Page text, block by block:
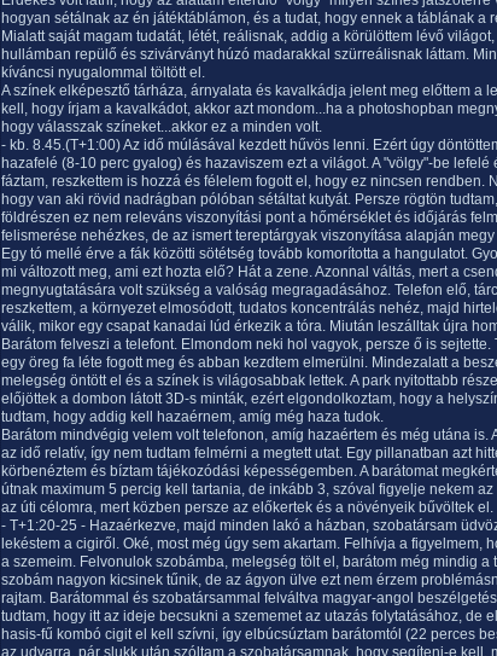
hogyan sétálnak az én játéktáblámon, és a tudat, hogy ennek a táblának a
Mialatt saját magam tudatát, létét, reálisnak, addig a körülöttem lévő
hullámban repülő és szivárványt húzó madarakkal szürreálisnak láttam.
kíváncsi nyugalommal töltött el.
A színek elképesztő tárháza, árnyalata és kavalkádja jelent meg előttem a
kell, hogy írjam a kavalkádot, akkor azt mondom...ha a photoshopban
hogy válasszak színeket...akkor ez a minden volt.
- kb. 8.45.(T+1:00) Az idő múlásával kezdett hűvös lenni. Ezért úgy
hazafelé (8-10 perc gyalog) és hazaviszem ezt a világot. A "völgy"-be lefelé
fáztam, reszkettem is hozzá és félelem fogott el, hogy ez nincsen rendben.
hogy van aki rövid nadrágban pólóban sétáltat kutyát. Persze rögtön
földrészen ez nem releváns viszonyítási pont a hőmérséklet és időjárás
felismerése nehézkes, de az ismert tereptárgyak viszonyítása alapján
Egy tó mellé érve a fák közötti sötétség tovább komorította a hangulatot.
mi változott meg, ami ezt hozta elő? Hát a zene. Azonnal váltás, mert a
megnyugtatására volt szükség a valóság megragadásához. Telefon elő,
reszkettem, a környezet elmosódott, tudatos koncentrálás nehéz, majd
válik, mikor egy csapat kanadai lúd érkezik a tóra. Miután leszálltak újra
Barátom felveszi a telefont. Elmondom neki hol vagyok, persze ő is sejtette.
egy öreg fa léte fogott meg és abban kezdtem elmerülni. Mindezalatt a
melegség öntött el és a színek is világosabbak lettek. A park nyitottabb
előjöttek a dombon látott 3D-s minták, ezért elgondolkoztam, hogy a
tudtam, hogy addig kell hazaérnem, amíg még haza tudok.
Barátom mindvégig velem volt telefonon, amíg hazaértem és még utána is.
az idő relatív, így nem tudtam felmérni a megtett utat. Egy pillanatban azt
körbenéztem és bíztam tájékozódási képességemben. A barátomat
útnak maximum 5 percig kell tartania, de inkább 3, szóval figyelje nekem
az úti célomra, mert közben persze az előkertek és a növényeik bűvöltek el.
- T+1:20-25 - Hazaérkezve, majd minden lakó a házban, szobatársam
lekéstem a cigiről. Oké, most még úgy sem akartam. Felhívja a figyelmem,
a szemeim. Felvonulok szobámba, melegség tölt el, barátom még mindig a
szobám nagyon kicsinek tűnik, de az ágyon ülve ezt nem érzem
rajtam. Barátommal és szobatársammal felváltva magyar-angol
tudtam, hogy itt az ideje becsukni a szememet az utazás folytatásához, de
hasis-fű kombó cigit el kell szívni, így elbúcsúztam barátomtól (22 perces
az udvarra, pár slukk után szóltam a szobatársamnak, hogy segíteni-e kell,